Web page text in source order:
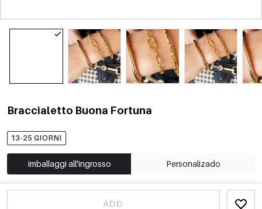
Braccialetto Buona Fortuna
13-25 GIORNI
Imballaggi all'ingrosso Personalizado
ADD